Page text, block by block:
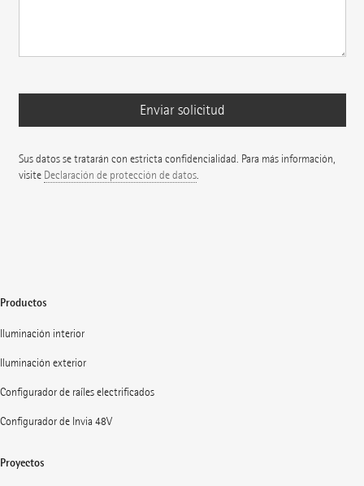
Sus datos se tratarán con estricta confidencialidad. Para más información,
visite Declaración de protección de datos.
Productos
Iluminación interior
Iluminación exterior
Configurador de raíles electrificados
Configurador de Invia 48V
Proyectos